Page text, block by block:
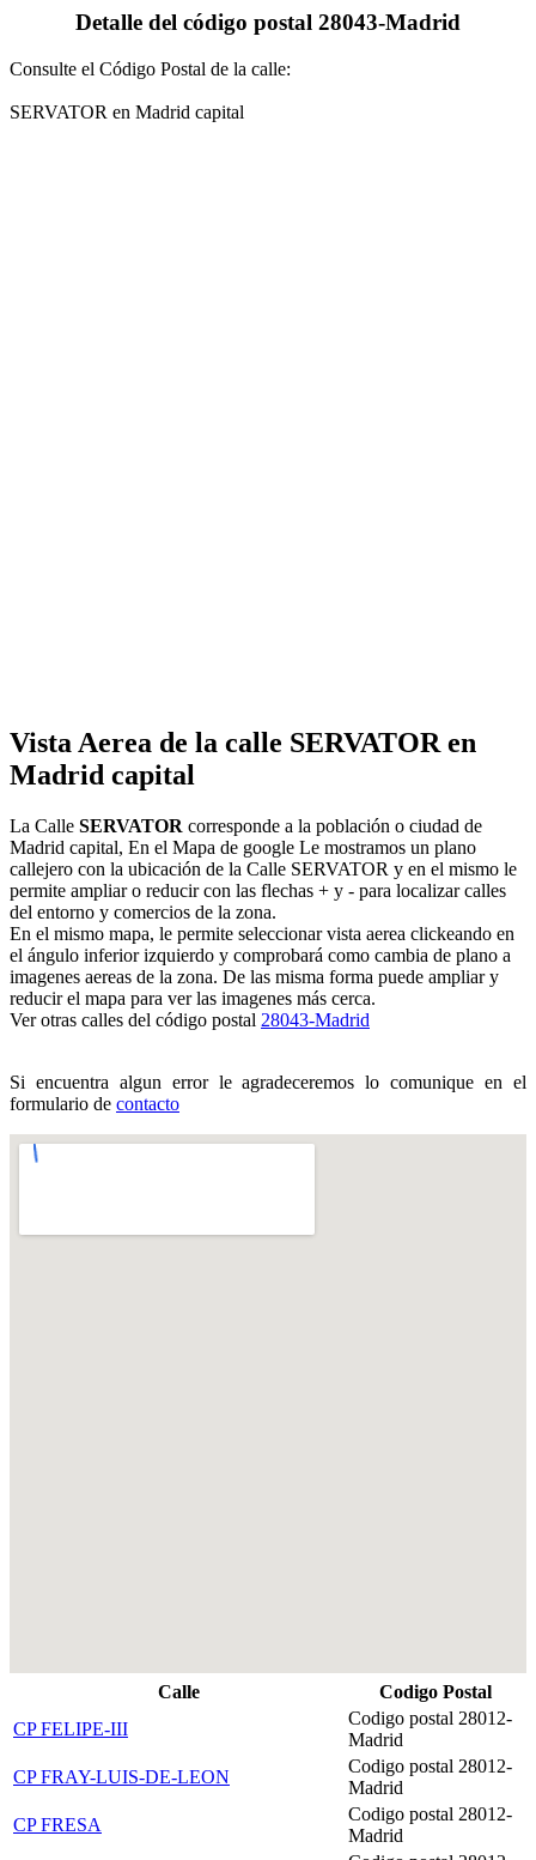
Detalle del código postal 28043-Madrid
Consulte el Código Postal de la calle:
SERVATOR en Madrid capital
Vista Aerea de la calle SERVATOR en
Madrid capital
La Calle SERVATOR corresponde a la población o ciudad de
Madrid capital, En el Mapa de google Le mostramos un plano
callejero con la ubicación de la Calle SERVATOR y en el mismo le
permite ampliar o reducir con las flechas + y - para localizar calles
del entorno y comercios de la zona.
En el mismo mapa, le permite seleccionar vista aerea clickeando en
el ángulo inferior izquierdo y comprobará como cambia de plano a
imagenes aereas de la zona. De las misma forma puede ampliar y
reducir el mapa para ver las imagenes más cerca.
Ver otras calles del código postal 28043-Madrid
Si encuentra algun error le agradeceremos lo comunique en el
formulario de contacto
Calle
Codigo Postal
CP FELIPE-III
Codigo postal 28012-
Madrid
CP FRAY-LUIS-DE-LEON
Codigo postal 28012-
Madrid
CP FRESA
Codigo postal 28012-
Madrid